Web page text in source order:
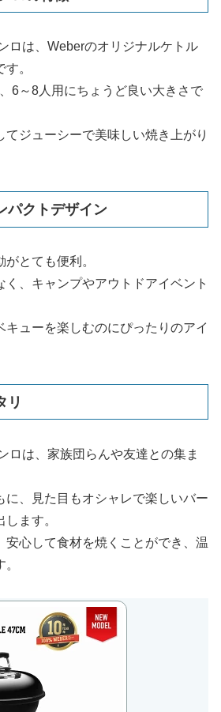
ロは、Weberのオリジナルケトル
。
6～8人用にちょうど良い大きさで
てジューシーで美味しい焼き上がり
パクトデザイン
とても便利。
く、キャンプやアウトドアイベント
キューを楽しむのにぴったりのアイ
リ
ロは、家族団らんや友達との集ま
に、見た目もオシャレで楽しいバー
ます。
安心して食材を焼くことができ、温